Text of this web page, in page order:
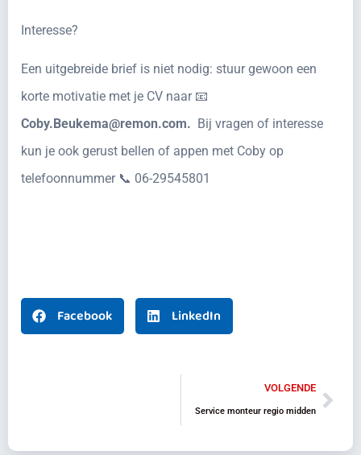
Interesse?
Een uitgebreide brief is niet nodig: stuur gewoon een
korte motivatie met je CV naar 📧
Coby.Beukema@remon.com. Bij vragen of interesse
kun je ook gerust bellen of appen met Coby op
telefoonnummer 📞 06-29545801
Facebook LinkedIn
VOLGENDE
Service monteur regio midden